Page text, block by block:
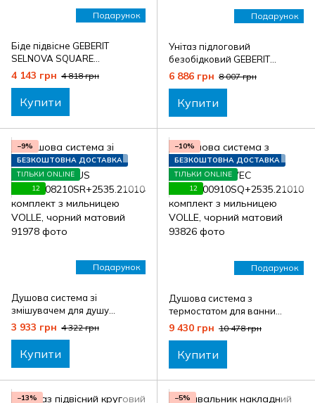
Подарунок
Біде підвісне GEBERIT
SELNOVA SQUARE
A500.271.01.5+41755000
комплект з гачком
HANSGROHE
4 143 грн 4 818 грн
Купити
Подарунок
Унітаз підлоговий
безобідковий GEBERIT
SELNOVA SQUARE
A500.489.01.7+41755000
комплект з гачком
HANSGROHE, без бачка
6 886 грн 8 007 грн
Купити
Подарунок
−9%
БЕЗКОШТОВНА ДОСТАВКА
ТІЛЬКИ ONLINE
12
Душова система зі
змішувачем для душу
IMPRESE MODUS
At030B08210SR+2535.21010
4 комплект з мильницею
VOLLE, чорний матовий
3 933 грн 4 322 грн
Купити
Подарунок
−10%
БЕЗКОШТОВНА ДОСТАВКА
ТІЛЬКИ ONLINE
12
Душова система з
термостатом для ванни
IMPRESE BILOVEC
At048B00910SQ+2535.21010
4 комплект з мильницею
VOLLE, чорний матовий
9 430 грн 10 478 грн
Купити
−13%
−5%